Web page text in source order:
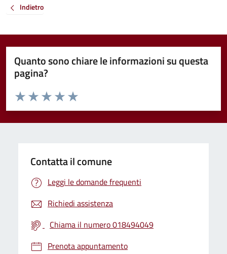
Indietro
Quanto sono chiare le informazioni su questa
pagina?
Valuta da 1 a 5 stelle la pagina
Valuta 5 stelle su 5
Valuta 4 stelle su 5
Valuta 3 stelle su 5
Valuta 2 stelle su 5
Valuta 1 stelle su 5
Contatta il comune
Leggi le domande frequenti
Richiedi assistenza
Chiama il numero 018494049
Prenota appuntamento